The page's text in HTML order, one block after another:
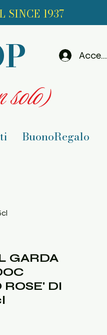
SINCE 1937
solo)
Accedi
BuonoRegalo
GARDA
DI